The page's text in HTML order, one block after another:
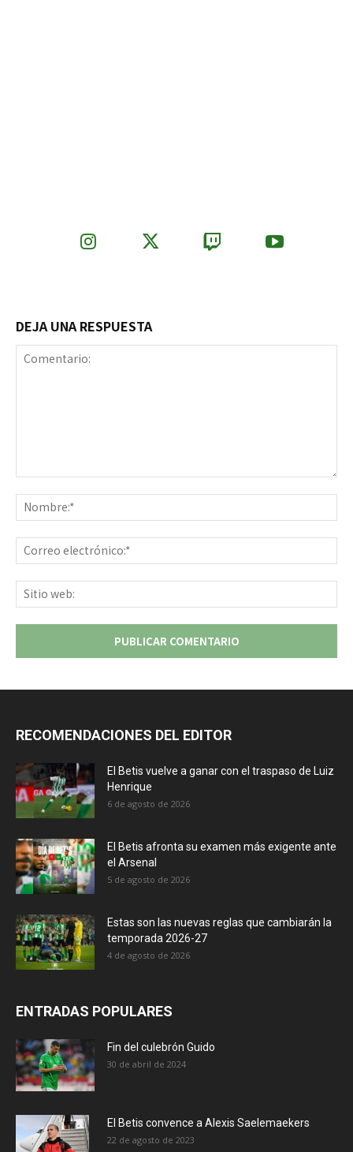
DEJA UNA RESPUESTA
RECOMENDACIONES DEL EDITOR
El Betis vuelve a ganar con el traspaso de Luiz
Henrique
6 de agosto de 2026
El Betis afronta su examen más exigente ante
el Arsenal
5 de agosto de 2026
Estas son las nuevas reglas que cambiarán la
temporada 2026-27
4 de agosto de 2026
ENTRADAS POPULARES
Fin del culebrón Guido
30 de abril de 2024
El Betis convence a Alexis Saelemaekers
22 de agosto de 2023